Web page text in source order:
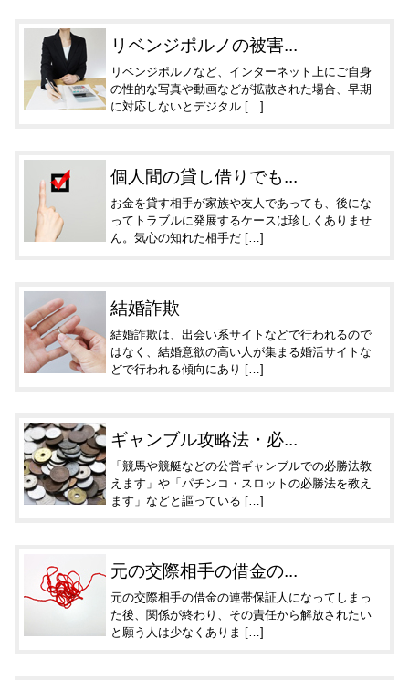
リベンジポルノの被害...
リベンジポルノなど、インターネット上にご自身
の性的な写真や動画などが拡散された場合、早期
に対応しないとデジタル […]
個人間の貸し借りでも...
お金を貸す相手が家族や友人であっても、後にな
ってトラブルに発展するケースは珍しくありませ
ん。気心の知れた相手だ […]
結婚詐欺
結婚詐欺は、出会い系サイトなどで行われるので
はなく、結婚意欲の高い人が集まる婚活サイトな
どで行われる傾向にあり […]
ギャンブル攻略法・必...
「競馬や競艇などの公営ギャンブルでの必勝法教
えます」や「パチンコ・スロットの必勝法を教え
ます」などと謳っている […]
元の交際相手の借金の...
元の交際相手の借金の連帯保証人になってしまっ
た後、関係が終わり、その責任から解放されたい
と願う人は少なくありま […]